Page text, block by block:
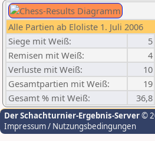
Alle Partien ab Eloliste 1. Juli 2006
Siege mit Weiß:
5
Remisen mit Weiß:
4
Verluste mit Weiß:
10
Gesamtpartien mit Weiß:
19
Gesamt % mit Weiß:
36,8
Der Schachturnier-Ergebnis-Server©
Impressum / Nutzungsbedingungen